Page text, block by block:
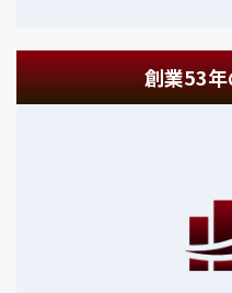
創業53